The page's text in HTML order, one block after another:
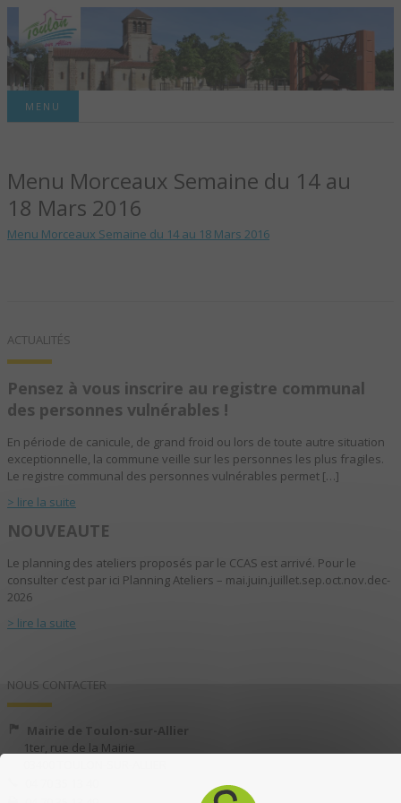
TOULON-SUR-
ALLIER – SITE
OFFICIEL DE LA
MENU
Menu Morceaux Semaine du 14 au
18 Mars 2016
Menu Morceaux Semaine du 14 au 18 Mars 2016
ACTUALITÉS
Pensez à vous inscrire au registre communal
des personnes vulnérables !
En période de canicule, de grand froid ou lors de toute autre situation
exceptionnelle, la commune veille sur les personnes les plus fragiles.
Le registre communal des personnes vulnérables permet […]
> lire la suite
NOUVEAUTE
Le planning des ateliers proposés par le CCAS est arrivé. Pour le
consulter c’est par ici Planning Ateliers – mai.juin.juillet.sep.oct.nov.dec-
2026
> lire la suite
NOUS CONTACTER
Mairie de Toulon-sur-Allier
1ter, rue de la Mairie